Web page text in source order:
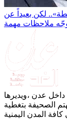
لكن بعيداً عن
داخل عدن ،ويديرها
الصحيفة بتغطية
كافة المدن اليمنية